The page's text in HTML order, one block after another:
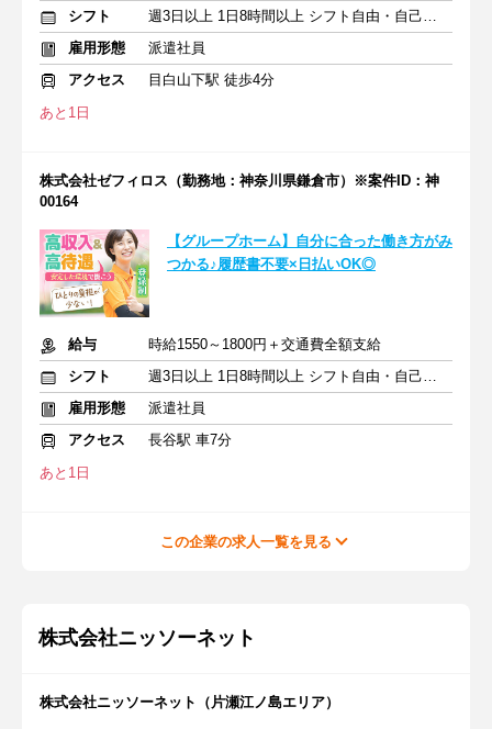
シフト
週3日以上 1日8時間以上 シフト自由・自己申告
雇用形態
派遣社員
アクセス
目白山下駅 徒歩4分
あと1日
株式会社ゼフィロス（勤務地：神奈川県鎌倉市）※案件ID：神
00164
【グループホーム】自分に合った働き方がみ
つかる♪履歴書不要×日払いOK◎
給与
時給1550～1800円＋交通費全額支給
シフト
週3日以上 1日8時間以上 シフト自由・自己申告
雇用形態
派遣社員
アクセス
長谷駅 車7分
あと1日
この企業の求人一覧を見る
株式会社ニッソーネット
株式会社ニッソーネット（片瀬江ノ島エリア）